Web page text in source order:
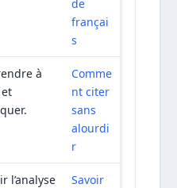
de
françai
s
à
Comme
nt citer
sans
alourdi
r
l’analyse
Savoir